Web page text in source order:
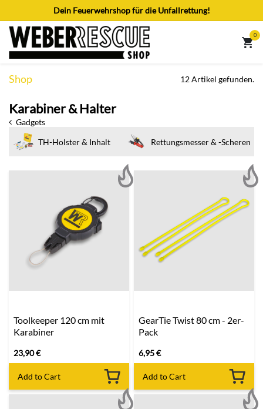
Zum Inhalt springenDein Feuerwehrshop für die Unfallrettung!
0
Shop 12 Artikel gefunden.
Karabiner & Halter
Gadgets
TH-Holster & Inhalt
Rettungsmesser & -Scheren
Toolkeeper 120 cm mit
Karabiner
23,90€
Add to Cart
GearTie Twist 80 cm - 2er-
Pack
6,95€
Add to Cart